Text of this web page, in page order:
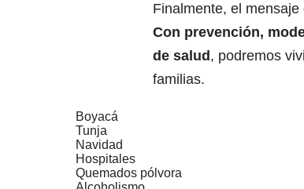
Finalmente, el mensaje
Con prevención,
de salud , podremos
familias.
Boyacá
Tunja
Navidad
Hospitales
Quemados pólvora